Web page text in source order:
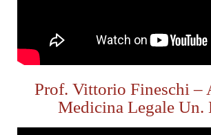
Prof. Vittorio Fineschi –
Medicina Legale Un.